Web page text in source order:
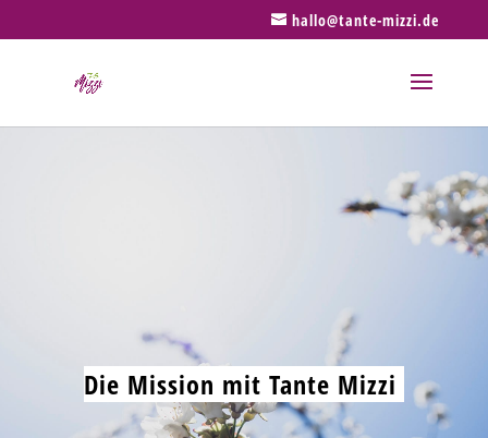
hallo@tante-mizzi.de
Die Mission mit Tante Mizzi